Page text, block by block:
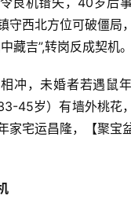
守西北方位可破僵局
藏吉”,转岗反成契机。
相冲，未婚者若遇鼠
45岁）有墙外桃花
家宅运昌隆，【聚宝